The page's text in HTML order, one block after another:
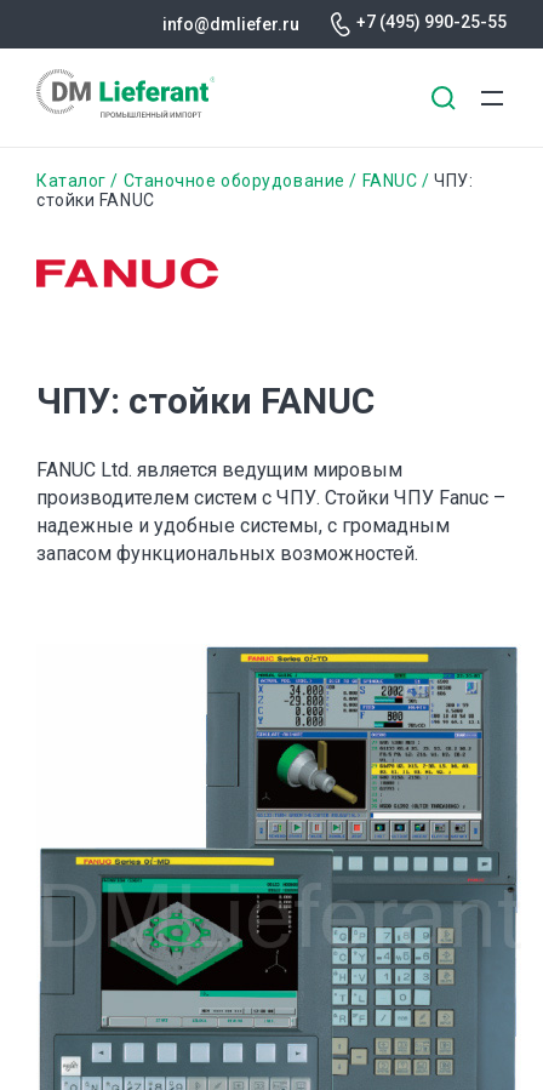
содержанию
info@dmliefer.ru +7 (495) 990-25-55
Строка
Каталог Станочное оборудование FANUC
ЧПУ:
стойки FANUC
ЧПУ: стойки FANUC
FANUC Ltd. является ведущим мировым
производителем систем с ЧПУ. Стойки ЧПУ Fanuc –
надежные и удобные системы, с громадным
запасом функциональных возможностей.